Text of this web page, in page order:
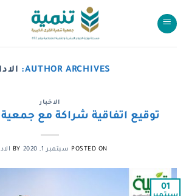
AUTHOR ARCHIVES:
الاخبار
توقيع اتفاقية شراكة مع جمعية
POSTED ON سبتمبر 1, 2020
01